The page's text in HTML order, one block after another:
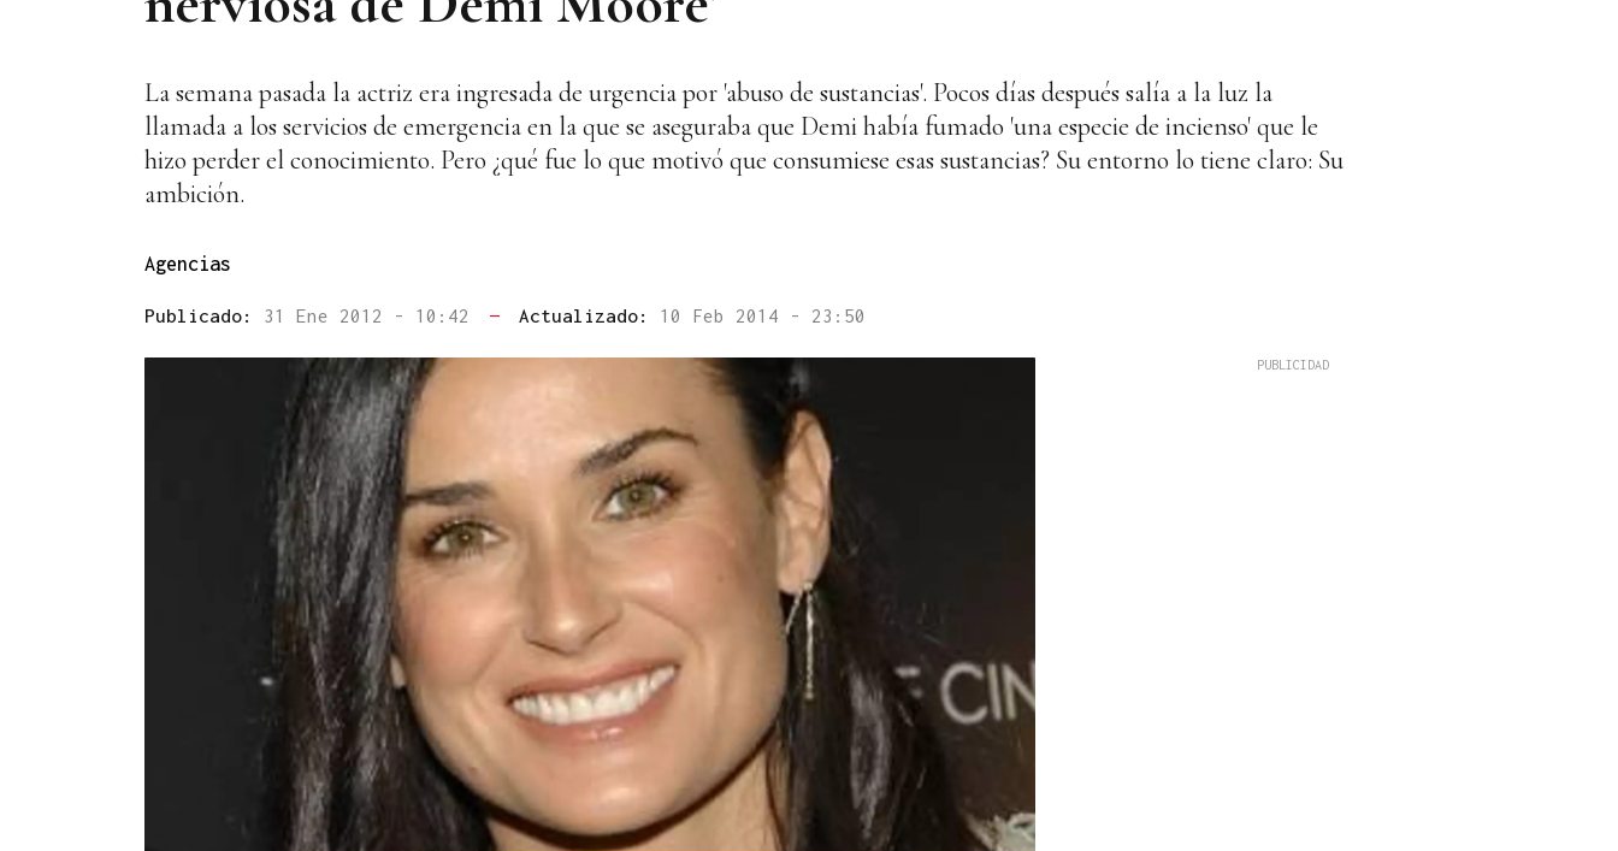
La semana pasada la actriz era ingresada de urgencia por 'abuso de sustancias'. Pocos días después salía a la luz la
llamada a los servicios de emergencia en la que se aseguraba que Demi había fumado 'una especie de incienso' que le
hizo perder el conocimiento. Pero ¿qué fue lo que motivó que consumiese esas sustancias? Su entorno lo tiene claro: Su
ambición.
Agencias
Publicado: 31 Ene 2012 - 10:42 — Actualizado: 10 Feb 2014 - 23:50